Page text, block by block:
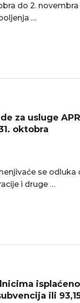
do 2. novembra
…
za usluge APR
oktobra
se odluka
i druge …
isplaćeno
ili